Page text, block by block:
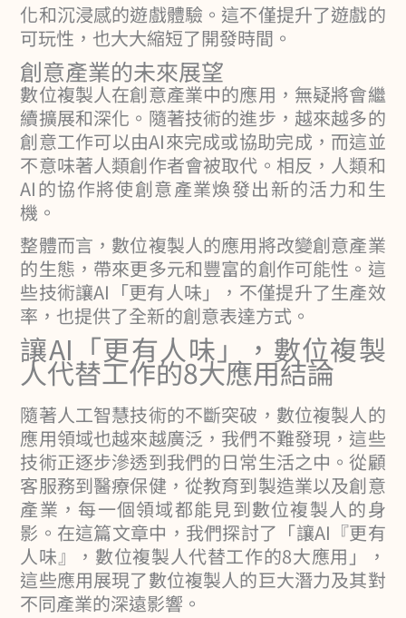
化和沉浸感的遊戲體驗。這不僅提升了遊戲的
可玩性，也大大縮短了開發時間。
創意產業的未來展望
數位複製人在創意產業中的應用，無疑將會繼
續擴展和深化。隨著技術的進步，越來越多的
創意工作可以由AI來完成或協助完成，而這並
不意味著人類創作者會被取代。相反，人類和
AI的協作將使創意產業煥發出新的活力和生
機。
整體而言，數位複製人的應用將改變創意產業
的生態，帶來更多元和豐富的創作可能性。這
些技術讓AI「更有人味」，不僅提升了生產效
率，也提供了全新的創意表達方式。
讓AI「更有人味」，數位複製
人代替工作的8大應用結論
隨著人工智慧技術的不斷突破，數位複製人的
應用領域也越來越廣泛，我們不難發現，這些
技術正逐步滲透到我們的日常生活之中。從顧
客服務到醫療保健，從教育到製造業以及創意
產業，每一個領域都能見到數位複製人的身
影。在這篇文章中，我們探討了「讓AI『更有
人味』，數位複製人代替工作的8大應用」，
這些應用展現了數位複製人的巨大潛力及其對
不同產業的深遠影響。